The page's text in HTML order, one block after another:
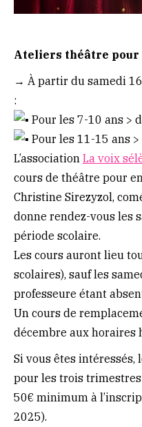
Ateliers théâtre pour
→ À partir du samedi
:
Pour les 7-10 ans >
Pour les 11-15 ans
L’association La voix
cours de théâtre pour
Christine Sirezyzol,
donne rendez-vous les
période scolaire.
Les cours auront lieu
scolaires), sauf les
professeure étant
Un cours de
décembre aux horaires
Si vous êtes
pour les trois trimestres
50€ minimum à
2025).